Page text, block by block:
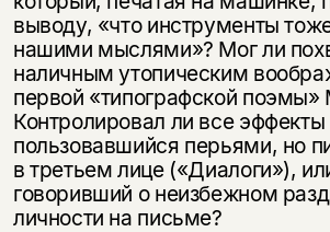
выводу, «что инструменты
нашими мыслями»? Мог ли
наличным утопическим
первой «типографской
Контролировал ли все
пользовавшийся перьями, но
в третьем лице («Диалоги»),
говоривший о неизбежном
личности на письме?